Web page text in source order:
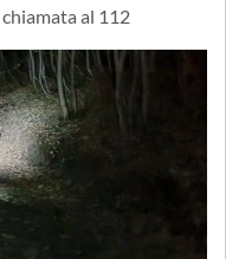
al 112